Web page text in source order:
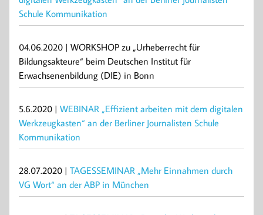
Schule Kommunikation
04.06.2020 | WORKSHOP zu „Urheberrecht für
Bildungsakteure“ beim Deutschen Institut für
Erwachsenenbildung (DIE) in Bonn
5.6.2020 | WEBINAR „Effizient arbeiten mit dem digitalen
Werkzeugkasten“ an der Berliner Journalisten Schule
Kommunikation
28.07.2020 | TAGESSEMINAR „Mehr Einnahmen durch
VG Wort“ an der ABP in München